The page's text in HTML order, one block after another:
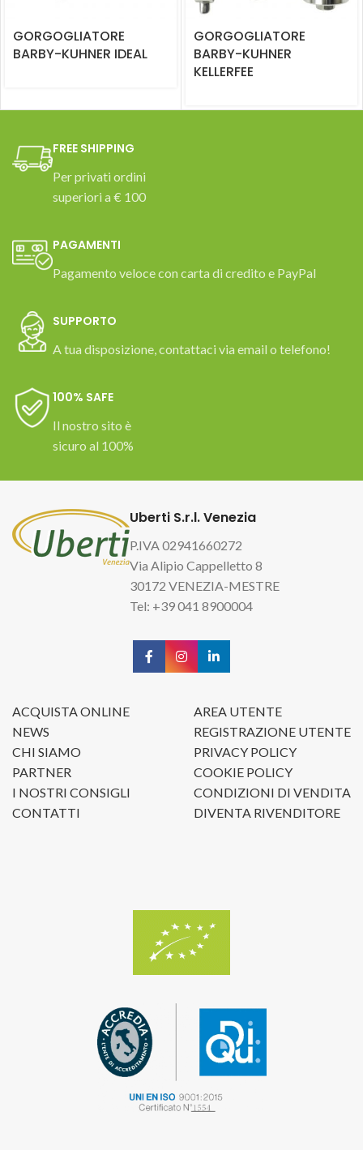
GORGOGLIATORE
BARBY-KUHNER IDEAL
GORGOGLIATORE
BARBY-KUHNER
KELLERFEE
FREE SHIPPING
Per privati ordini
superiori a € 100
PAGAMENTI
Pagamento veloce con carta di credito e PayPal
SUPPORTO
A tua disposizione, contattaci via email o telefono!
100% SAFE
Il nostro sito è
sicuro al 100%
Uberti S.r.l. Venezia
P.IVA 02941660272
Via Alipio Cappelletto 8
30172 VENEZIA-MESTRE
Tel: +39 041 8900004
ACQUISTA ONLINE
NEWS
CHI SIAMO
PARTNER
I NOSTRI CONSIGLI
CONTATTI
AREA UTENTE
REGISTRAZIONE UTENTE
PRIVACY POLICY
COOKIE POLICY
CONDIZIONI DI VENDITA
DIVENTA RIVENDITORE